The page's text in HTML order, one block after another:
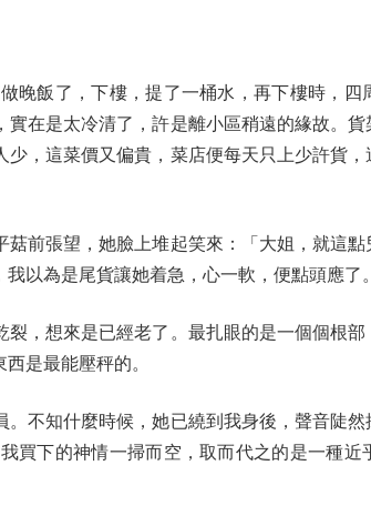
飯了，下樓，提了一桶水，再下樓時，四
在是太冷清了，許是離小區稍遠的緣故。
，這菜價又偏貴，菜店便每天只上少許貨
張望，她臉上堆起笑來：「大姐，就這點
以為是尾貨讓她着急，心一軟，便點頭應了。
想來是已經老了。最扎眼的是一個個根部
是最能壓秤的。
知什麼時候，她已繞到我身後，聲音陡然
買下的神情一掃而空，取而代之的是一種近